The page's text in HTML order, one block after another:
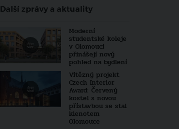
Další zprávy a aktuality
Moderní
studentské koleje
v Olomouci
přinášejí nový
pohled na bydlení
Vítězný projekt
Czech Interior
Award: Červený
kostel s novou
přístavbou se stal
klenotem
Olomouce